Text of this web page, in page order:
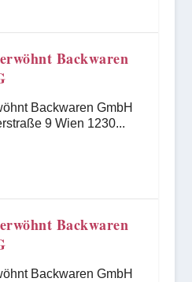
Backwaren
Backwaren GmbH
9 Wien 1230...
Backwaren
Backwaren GmbH